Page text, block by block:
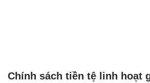
Chính sách tiền tệ linh hoạt